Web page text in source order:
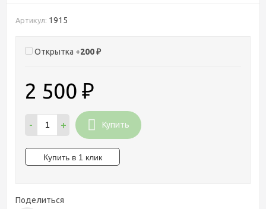
Артикул: 1915
Открытка +200₽
2 500 ₽
- + Купить
Поделиться